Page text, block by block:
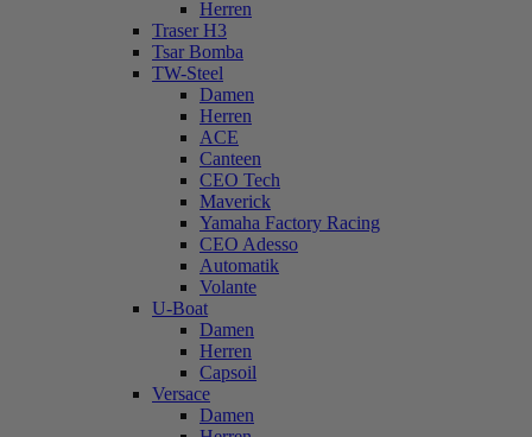
Herren
Traser H3
Tsar Bomba
TW-Steel
Damen
Herren
ACE
Canteen
CEO Tech
Maverick
Yamaha Factory Racing
CEO Adesso
Automatik
Volante
U-Boat
Damen
Herren
Capsoil
Versace
Damen